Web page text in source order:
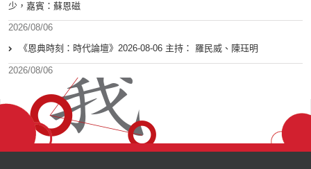
少，嘉賓：蘇恩磁
2026/08/06
《恩典時刻：時代論壇》2026-08-06 主持： 羅民威、陳珏明
2026/08/06